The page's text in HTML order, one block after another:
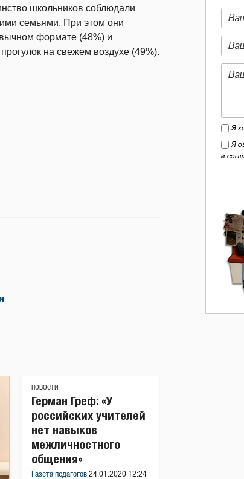
школьников соблюдали
семьями. При этом они
формате (48%) и
на свежем воздухе (49%).
НОВОСТИ
Герман Греф: «У
российских учителей
нет навыков
межличностного
общения»
Газета педагогов 24.01.2020 12:24
Я
Я
и